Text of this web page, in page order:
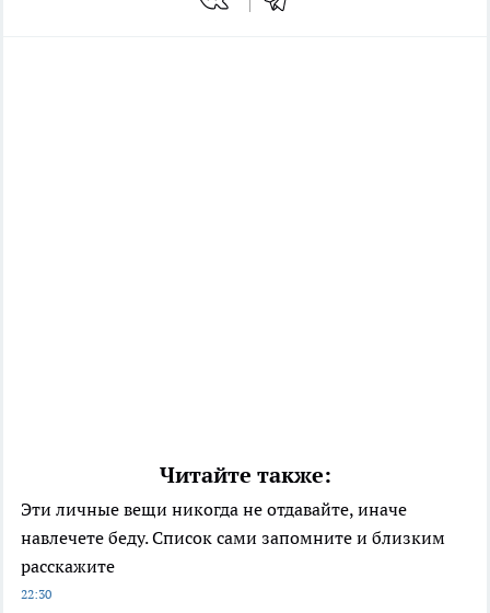
Читайте также:
Эти личные вещи никогда не отдавайте, иначе
навлечете беду. Список сами запомните и близким
расскажите
22:30